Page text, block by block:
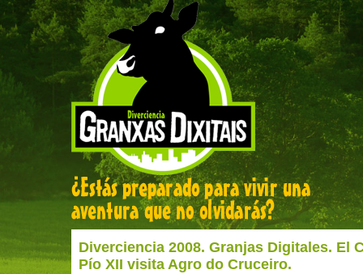
Diverciencia 2008. Granjas Digitales. El
Pío XII visita Agro do Cruceiro.